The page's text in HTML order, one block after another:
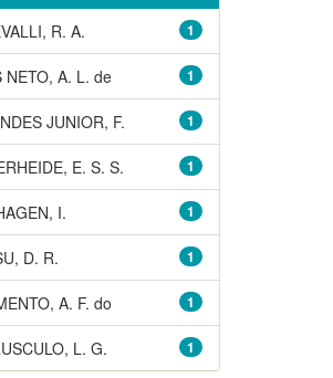
1
R. A.
1
NETO, A. L. de
1
JUNIOR, F.
1
E. S. S.
1
I.
1
D. R.
1
A. F. do
1
L. G.